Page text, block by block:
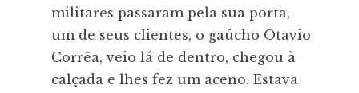
militares passaram pela sua porta,
um de seus clientes, o gaúcho Otavio
Corrêa, veio lá de dentro, chegou à
calçada e lhes fez um aceno. Estava